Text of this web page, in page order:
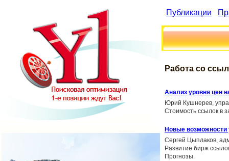
Публикации
Работа со
Анализ уровня цен
Юрий Кушнерев,
Стоимость ссылок в
Новые возможности
Сергей Цыплаков,
Развитие бирж
Прогнозы.